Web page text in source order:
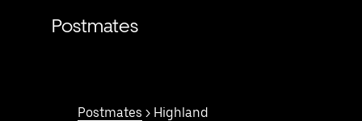
contenidoPostmates
Postmates > Highland